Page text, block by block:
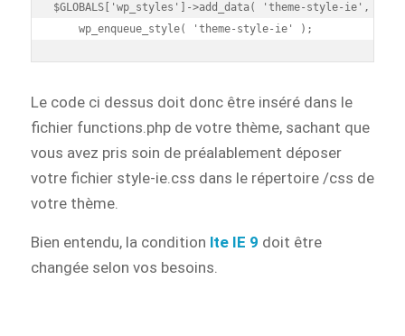
$GLOBALS['wp_styles']->add_data( 'theme-style-ie',
    wp_enqueue_style( 'theme-style-ie' );
Le code ci dessus doit donc être inséré dans le
fichier functions.php de votre thème, sachant que
vous avez pris soin de préalablement déposer
votre fichier style-ie.css dans le répertoire /css de
votre thème.
Bien entendu, la condition lte IE 9 doit être
changée selon vos besoins.